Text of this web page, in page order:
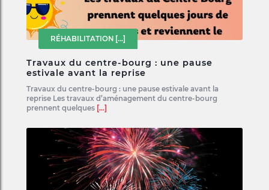
RÉHABILITATION [...]
Travaux du centre-bourg : une pause
estivale avant la reprise
Travaux du centre-bourg : une pause estivale avant la
reprise Les travaux d’aménagement du centre-bourg
prennent quelques [...]